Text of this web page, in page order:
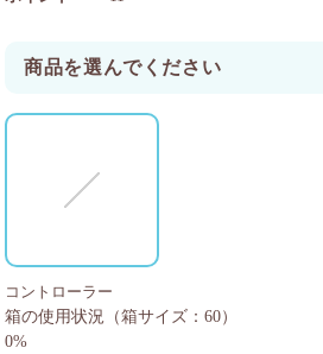
商品を選んでください
コントローラー
箱の使用状況 （箱サイズ：60）
0%